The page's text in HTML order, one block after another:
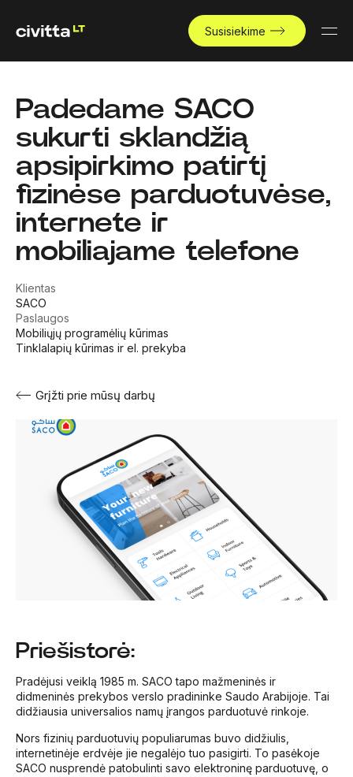
Susisiekime
Padedame SACO
sukurti sklandžią
apsipirkimo patirtį
fizinėse parduotuvėse,
internete ir
mobiliajame telefone
Klientas
SACO
Paslaugos
Mobiliųjų programėlių kūrimas
Tinklalapių kūrimas ir el. prekyba
Grįžti prie mūsų darbų
Priešistorė:
Pradėjusi veiklą 1985 m. SACO tapo mažmeninės ir
didmeninės prekybos verslo pradininke Saudo Arabijoje. Tai
didžiausia universalios namų įrangos parduotuvė rinkoje.
Nors fizinių parduotuvių populiarumas buvo didžiulis,
internetinėje erdvėje jie negalėjo tuo pasigirti. To pasėkoje
SACO nusprendė patobulinti savo elektroninę parduotuvę, o